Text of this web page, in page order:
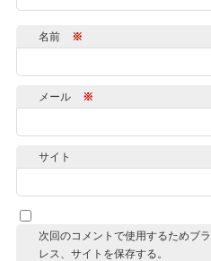
名前 ※
メール ※
サイト
次回のコメントで使用するためブ
レス、サイトを保存する。